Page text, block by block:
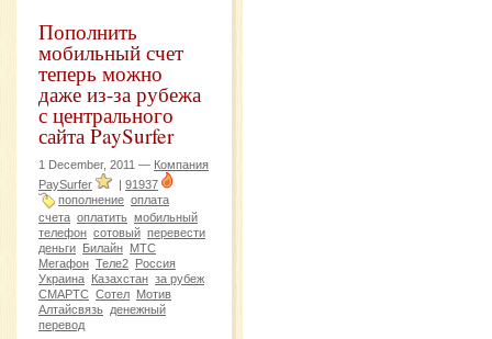
Пополнить
мобильный счет
теперь можно
даже из-за рубежа
с центрального
сайта PaySurfer
1 December, 2011 — Компания
PaySurfer
| 91937
пополнение оплата
счета оплатить мобильный
телефон сотовый перевести
деньги Билайн МТС
Мегафон Теле2 Россия
Украина Казахстан за рубеж
СМАРТС Сотел Мотив
Алтайсвязь денежный
перевод